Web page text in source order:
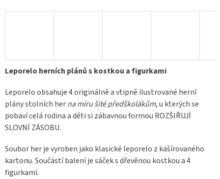
Leporelo herních plánů s kostkou a figurkami
Leporelo obsahuje 4 originálně a vtipně ilustrované herní
plány stolních herna míru šité předškolákům, u kterých se
pobaví celá rodina a děti si zábavnou formou ROZŠIŘUJÍ
SLOVNÍ ZÁSOBU.
Soubor her je vyroben jako klasické leporelo z kašírovaného
kartonu. Součástí balení je sáček s dřevěnou kostkou a 4
figurkami.